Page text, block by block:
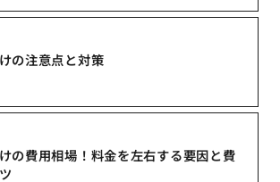
の注意点と対策
の費用相場！料金を左右する要因と費